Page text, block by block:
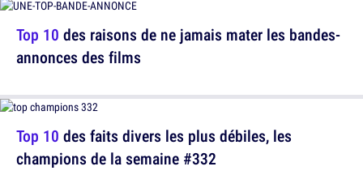
Top 10 des raisons de ne jamais mater les bandes-
annonces des films
Top 10 des faits divers les plus débiles, les
champions de la semaine #332